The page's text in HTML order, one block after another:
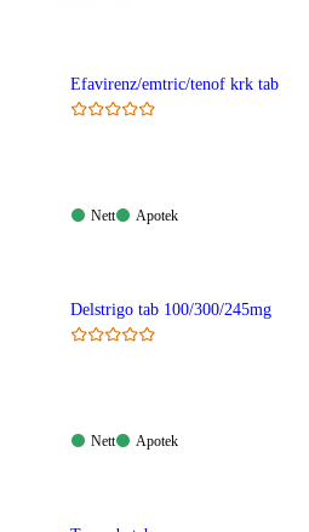
Efavirenz/emtric/tenof krk tab
Nett:
Nett
Apotek:
Apotek
Delstrigo tab 100/300/245mg
Nett:
Nett
Apotek:
Apotek